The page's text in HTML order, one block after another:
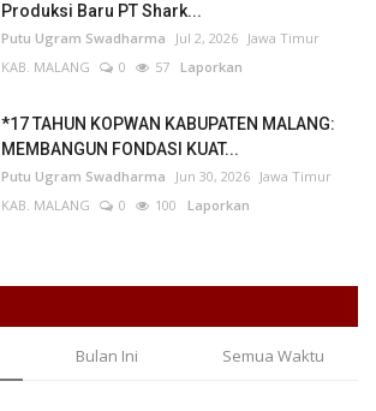
Produksi Baru PT Shark...
Putu Ugram Swadharma Jul 2, 2026 Jawa Timur
KAB. MALANG
0 57 Laporkan
*17 TAHUN KOPWAN KABUPATEN MALANG:
MEMBANGUN FONDASI KUAT...
Putu Ugram Swadharma Jun 30, 2026 Jawa Timur
KAB. MALANG
0 100 Laporkan
Bulan Ini Semua Waktu